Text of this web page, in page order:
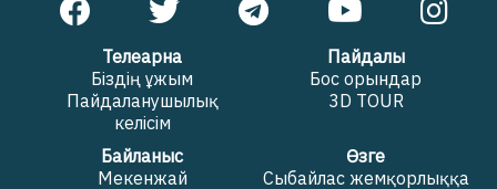
Телеарна
Біздің ұжым
Пайдаланушылық
келісім
Пайдалы
Бос орындар
3D TOUR
Байланыс
Мекенжай
Өзге
Сыбайлас жемқорлыққа